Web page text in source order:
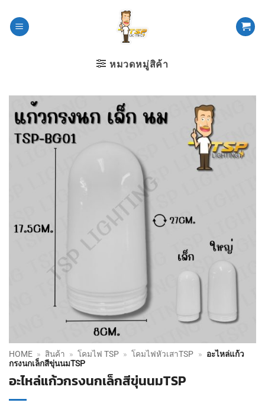
หมวดหมู่สิค้า
HOME » สินค้า » โคมไฟ TSP » โคมไฟหัวเสาTSP » อะไหล่แก้ว
กรงนกเล็กสีขุ่นนมTSP
อะไหล่แก้วกรงนกเล็กสีขุ่นนมTSP